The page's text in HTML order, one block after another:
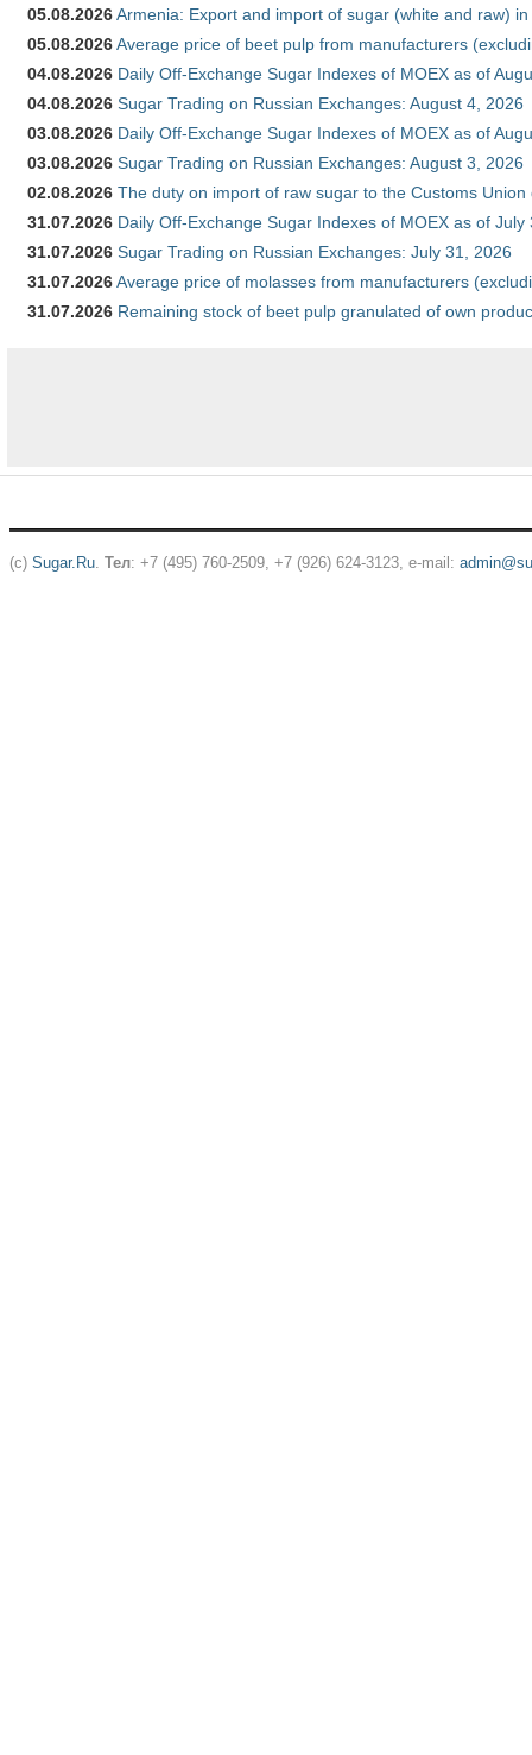
05.08.2026Armenia: Export and import of sugar (white and raw)
05.08.2026Average price of beet pulp from manufacturers
04.08.2026 Daily Off-Exchange Sugar Indexes of MOEX as of
04.08.2026 Sugar Trading on Russian Exchanges: August 4, 2026
03.08.2026 Daily Off-Exchange Sugar Indexes of MOEX as of
03.08.2026 Sugar Trading on Russian Exchanges: August 3, 2026
02.08.2026 The duty on import of raw sugar to the Customs
31.07.2026 Daily Off-Exchange Sugar Indexes of MOEX as of July
31.07.2026 Sugar Trading on Russian Exchanges: July 31, 2026
31.07.2026Average price of molasses from manufacturers
31.07.2026 Remaining stock of beet pulp granulated of own
(c) Sugar.Ru. Тел: +7 (495) 760-2509, +7 (926) 624-3123, e-mail: